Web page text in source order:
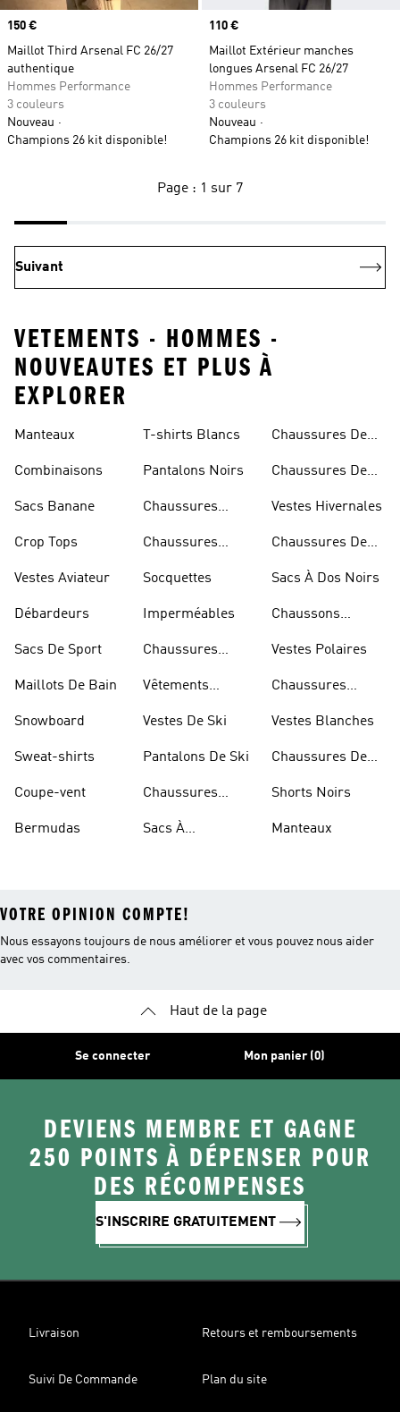
Prix
150 €
Maillot Third Arsenal FC 26/27
authentique
Hommes Performance
3 couleurs
Nouveau
Champions 26 kit disponible!
Prix
110 €
Maillot Extérieur manches
longues Arsenal FC 26/27
Hommes Performance
3 couleurs
Nouveau
Champions 26 kit disponible!
Page : 1 sur 7
Suivant
VETEMENTS - HOMMES -
NOUVEAUTES ET PLUS À
EXPLORER
Manteaux
Combinaisons
Sacs Banane
Crop Tops
Vestes Aviateur
Débardeurs
Sacs De Sport
Maillots De Bain
Snowboard
Sweat-shirts
Coupe-vent
Bermudas
T-shirts Blancs
Pantalons Noirs
Chaussures
Chaussures
Socquettes
Imperméables
Chaussures
Vêtements
Vestes De Ski
Pantalons De Ski
Chaussures
Sacs À
Chaussures De
Chaussures De
Vestes Hivernales
Chaussures De
Sacs À Dos Noirs
Chaussons
Vestes Polaires
Chaussures
Vestes Blanches
Chaussures De
Shorts Noirs
Manteaux
VOTRE OPINION COMPTE!
Nous essayons toujours de nous améliorer et vous pouvez nous aider
avec vos commentaires.
Haut de la page
Se connecter Mon panier (0)
DEVIENS MEMBRE ET GAGNE
250 POINTS À DÉPENSER POUR
DES RÉCOMPENSES
S'INSCRIRE GRATUITEMENT
Livraison Retours et remboursements
Suivi De Commande Plan du site